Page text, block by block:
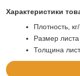
Характеристики
Плотность,
Размер
Толщина